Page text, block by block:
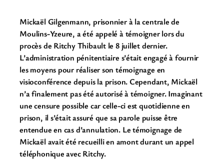
Mickaël Gilgenmann, prisonnier à la centrale de
Moulins-Yzeure, a été appelé à témoigner lors du
procès de Ritchy Thibault le 8 juillet dernier.
L’administration pénitentiaire s’était engagé à fournir
les moyens pour réaliser son témoignage en
visioconférence depuis la prison. Cependant, Mickaël
n’a finalement pas été autorisé à témoigner. Imaginant
une censure possible car celle-ci est quotidienne en
prison, il s’était assuré que sa parole puisse être
entendue en cas d’annulation. Le témoignage de
Mickaël avait été recueilli en amont durant un appel
téléphonique avec Ritchy.